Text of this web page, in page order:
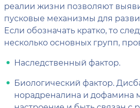
реалии жизни позволяют
пусковые механизмы для
Если обозначать кратко, то
несколько основных групп,
Наследственный фактор.
Биологический фактор.
норадреналина и дофамина